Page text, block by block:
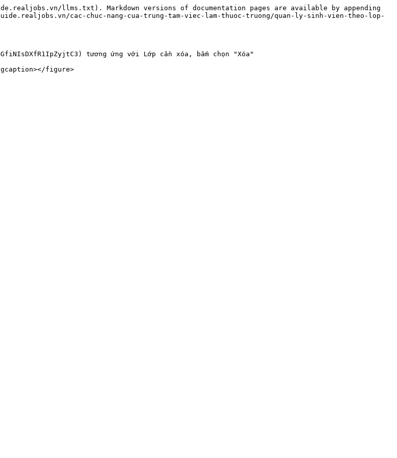
llms.txt). Markdown versions of documentation pages are available by appending
cac-chuc-nang-cua-trung-tam-viec-lam-thuoc-truong/quan-ly-sinh-vien-theo-lop-
tương ứng với Lớp cần xóa, bấm chọn "Xóa"